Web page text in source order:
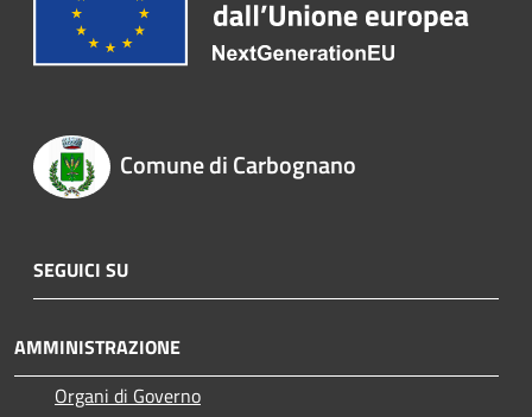
Comune di Carbognano
SEGUICI SU
AMMINISTRAZIONE
Organi di Governo